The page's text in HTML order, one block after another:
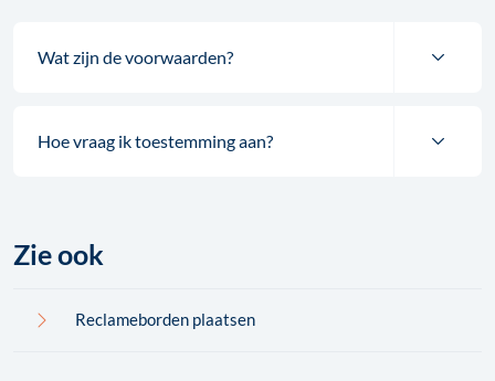
Wat zijn de voorwaarden?
Hoe vraag ik toestemming aan?
Zie ook
Reclameborden plaatsen